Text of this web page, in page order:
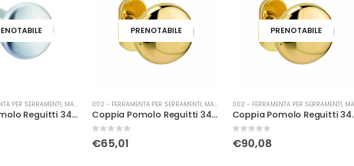
PER SERRAMENTI, MANIGLIERIA
Coppia Pomolo Reguitti 346 Atlantide con placca foro yale crs
PRENOTABILE
002 - FERRAMENTA PER SERRAMENTI, MANIGLIERIA
Coppia Pomolo Reguitti 346 Atlantide c/pl f/y brz
Su 5
€65,01
PRENOTABILE
002 - FERRAMENTA PER SERRAMENTI, MANIGLIERIA
Coppia
Su 5
€90,08